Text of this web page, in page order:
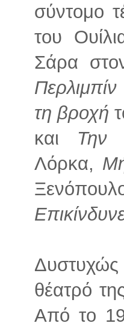
σύντομο
του
Σάρα
Περλιμπίν
τη βροχή
και Την
Λόρκα,
Δυστυχώς
θέατρό
Από το